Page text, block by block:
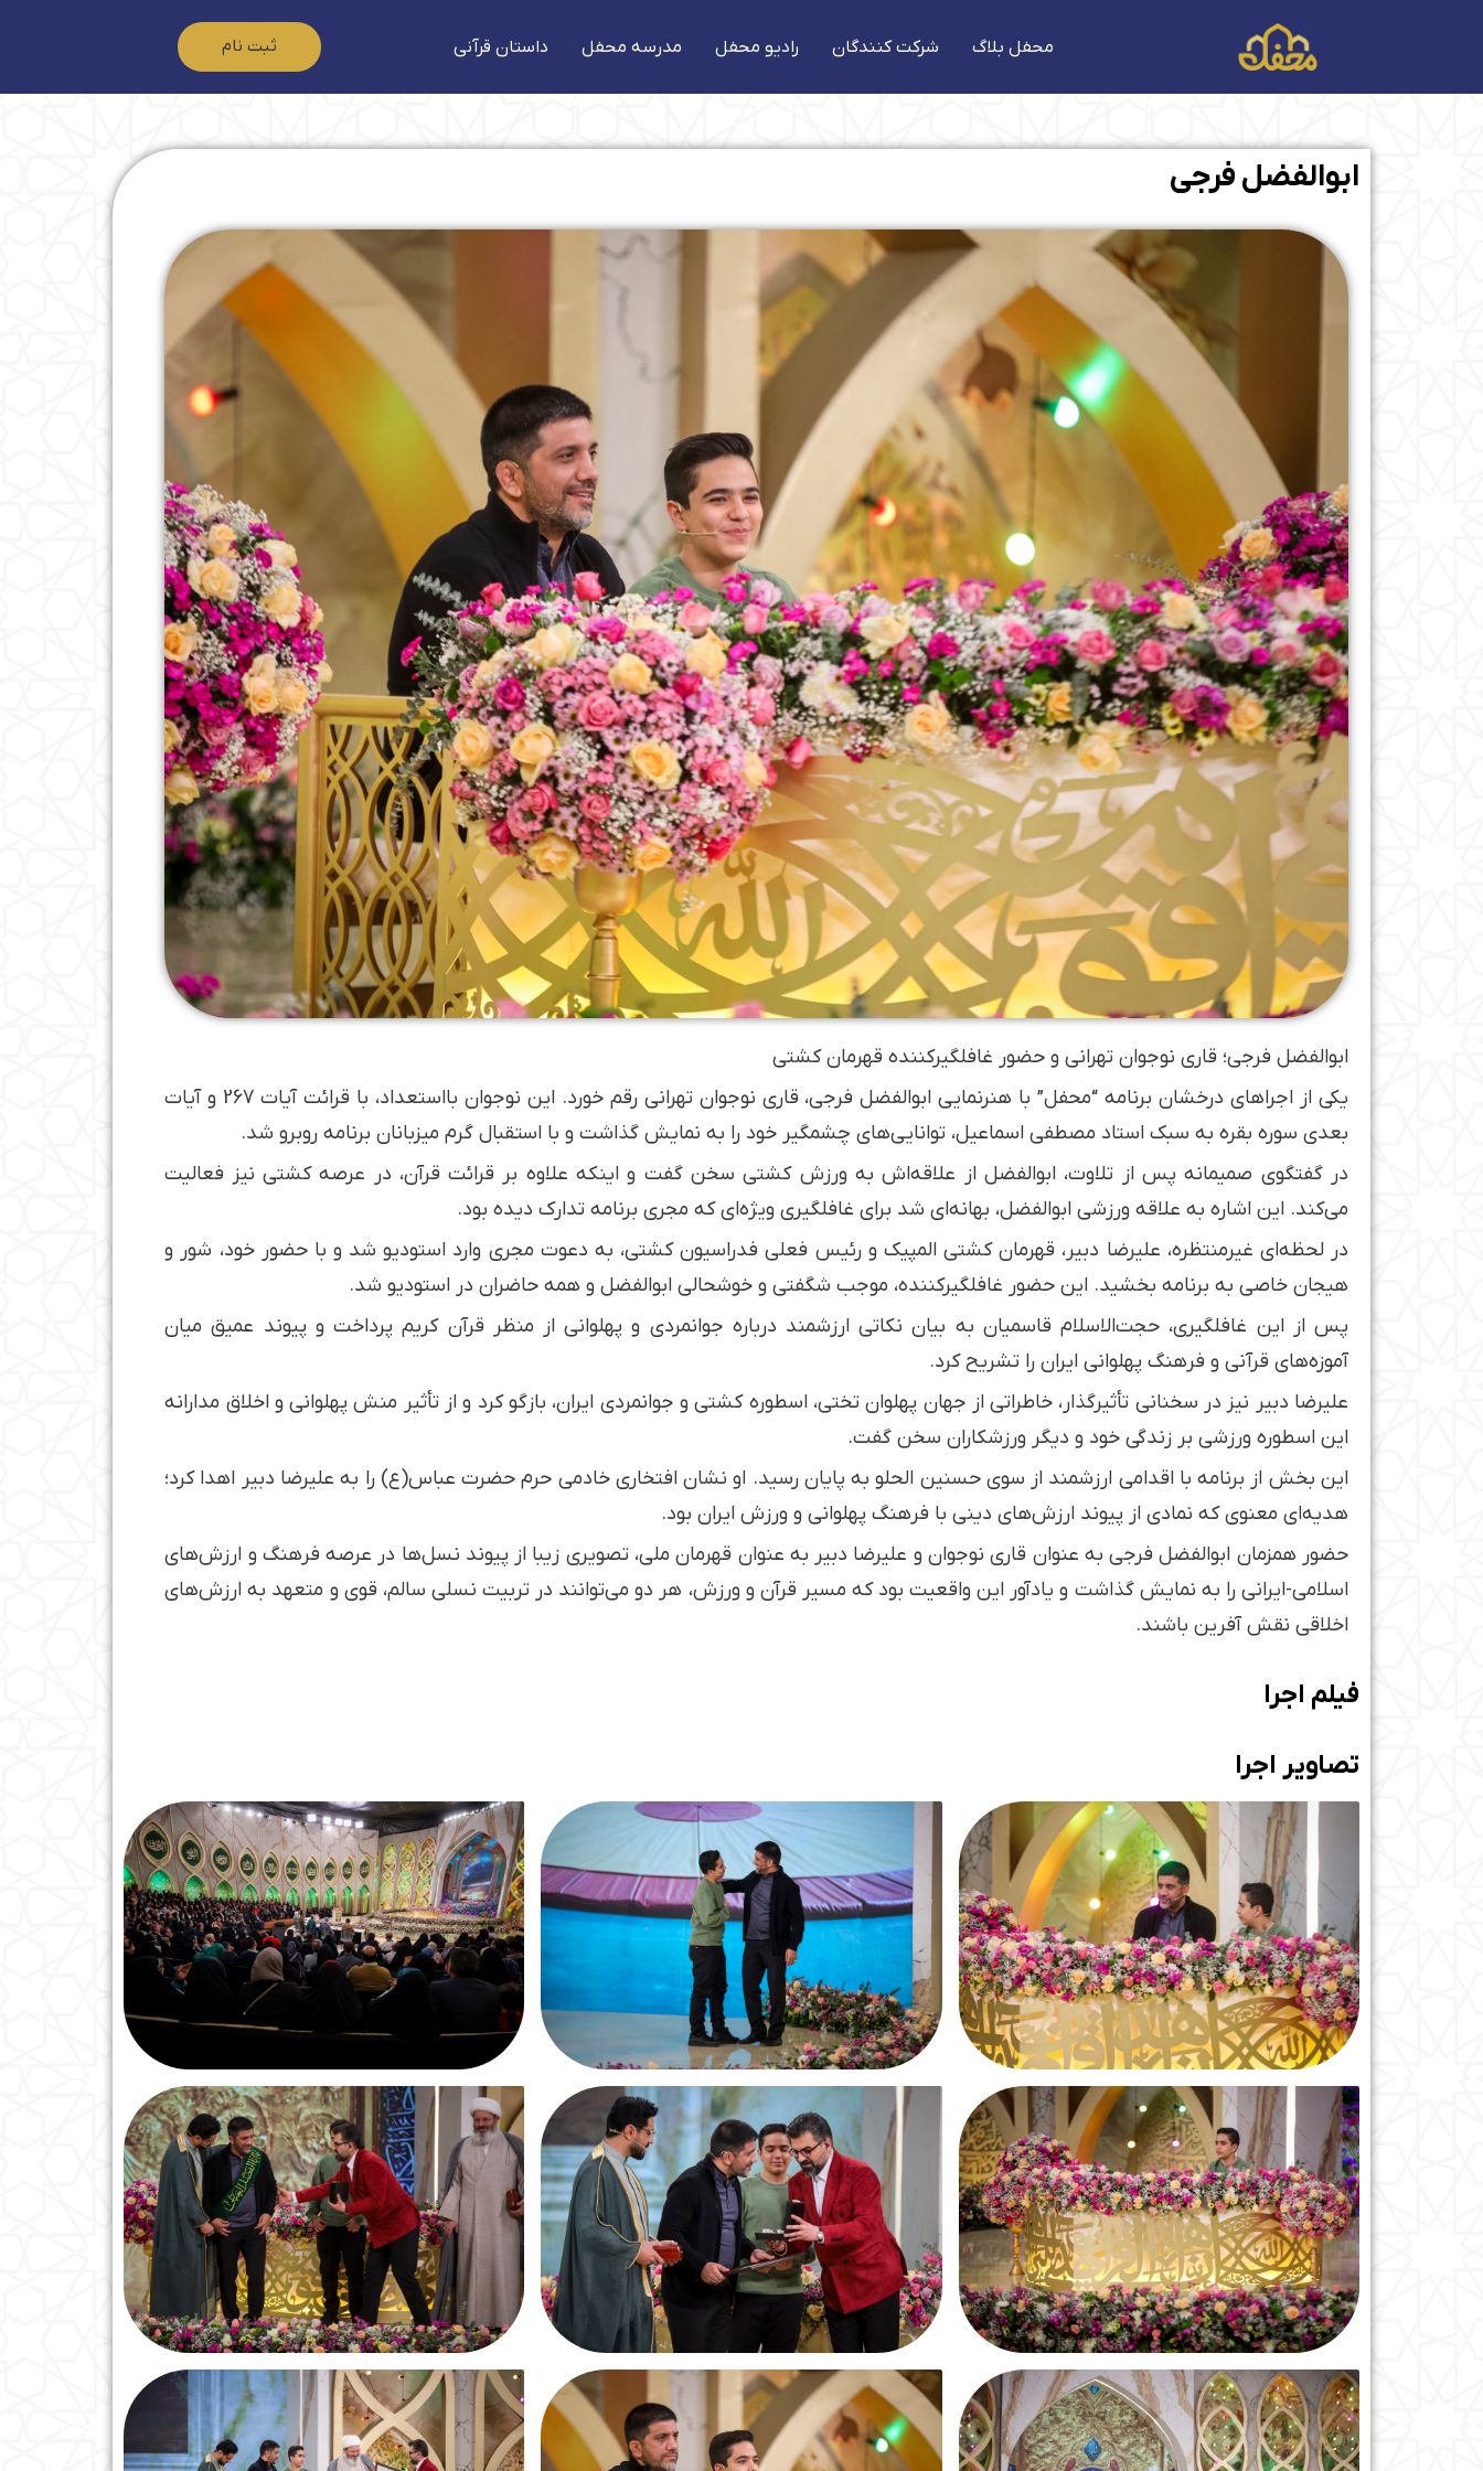
محفل بلاگ شرکت کنندگان رادیو محفل مدرسه محفل داستان قرآنی ثبت نام
ابوالفضل فرجی
ابوالفضل فرجی؛ قاری نوجوان تهرانی و حضور غافلگیرکننده قهرمان کشتی
یکی از اجراهای درخشان برنامه “محفل” با هنرنمایی ابوالفضل فرجی، قاری نوجوان تهرانی رقم خورد. این نوجوان بااستعداد، با قرائت آیات 267 و آیات
بعدی سوره بقره به سبک استاد مصطفی اسماعیل، توانایی‌های چشمگیر خود را به نمایش گذاشت و با استقبال گرم میزبانان برنامه روبرو شد.
در گفتگوی صمیمانه پس از تلاوت، ابوالفضل از علاقه‌اش به ورزش کشتی سخن گفت و اینکه علاوه بر قرائت قرآن، در عرصه کشتی نیز فعالیت
می‌کند. این اشاره به علاقه ورزشی ابوالفضل، بهانه‌ای شد برای غافلگیری ویژه‌ای که مجری برنامه تدارک دیده بود.
در لحظه‌ای غیرمنتظره، علیرضا دبیر، قهرمان کشتی المپیک و رئیس فعلی فدراسیون کشتی، به دعوت مجری وارد استودیو شد و با حضور خود، شور و
هیجان خاصی به برنامه بخشید. این حضور غافلگیرکننده، موجب شگفتی و خوشحالی ابوالفضل و همه حاضران در استودیو شد.
پس از این غافلگیری، حجت‌الاسلام قاسمیان به بیان نکاتی ارزشمند درباره جوانمردی و پهلوانی از منظر قرآن کریم پرداخت و پیوند عمیق میان
آموزه‌های قرآنی و فرهنگ پهلوانی ایران را تشریح کرد.
علیرضا دبیر نیز در سخنانی تأثیرگذار، خاطراتی از جهان پهلوان تختی، اسطوره کشتی و جوانمردی ایران، بازگو کرد و از تأثیر منش پهلوانی و اخلاق مدارانه
این اسطوره ورزشی بر زندگی خود و دیگر ورزشکاران سخن گفت.
این بخش از برنامه با اقدامی ارزشمند از سوی حسنین الحلو به پایان رسید. او نشان افتخاری خادمی حرم حضرت عباس(ع) را به علیرضا دبیر اهدا کرد؛
هدیه‌ای معنوی که نمادی از پیوند ارزش‌های دینی با فرهنگ پهلوانی و ورزش ایران بود.
حضور همزمان ابوالفضل فرجی به عنوان قاری نوجوان و علیرضا دبیر به عنوان قهرمان ملی، تصویری زیبا از پیوند نسل‌ها در عرصه فرهنگ و ارزش‌های
اسلامی-ایرانی را به نمایش گذاشت و یادآور این واقعیت بود که مسیر قرآن و ورزش، هر دو می‌توانند در تربیت نسلی سالم، قوی و متعهد به ارزش‌های
اخلاقی نقش آفرین باشند.
فیلم اجرا
تصاویر اجرا